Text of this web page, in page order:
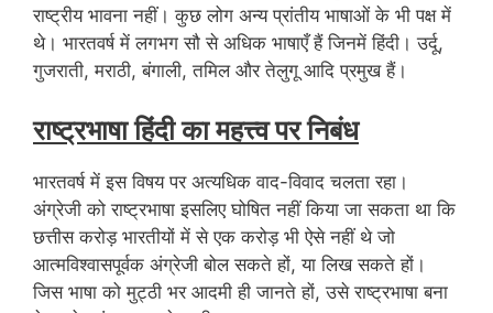
राष्ट्रीय भावना नहीं। कुछ लोग अन्य प्रांतीय भाषाओं के भी पक्ष में
थे। भारतवर्ष में लगभग सौ से अधिक भाषाएँ हैं जिनमें हिंदी। उर्दू,
गुजराती, मराठी, बंगाली, तमिल और तेलुगू आदि प्रमुख हैं।
राष्ट्रभाषा हिंदी का महत्त्व पर निबंध
भारतवर्ष में इस विषय पर अत्यधिक वाद-विवाद चलता रहा।
अंग्रेजी को राष्ट्रभाषा इसलिए घोषित नहीं किया जा सकता था कि
छत्तीस करोड़ भारतीयों में से एक करोड़ भी ऐसे नहीं थे जो
आत्मविश्वासपूर्वक अंग्रेजी बोल सकते हों, या लिख सकते हों।
जिस भाषा को मुट्ठी भर आदमी ही जानते हों, उसे राष्ट्रभाषा बना